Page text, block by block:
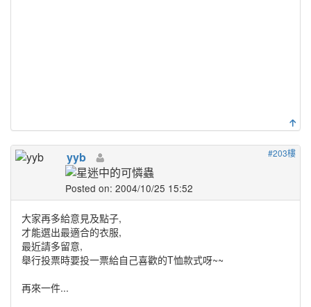
#203樓
yyb
Posted on: 2004/10/25 15:52
大家再多給意見及點子,
才能選出最適合的衣服,
最近請多留意,
舉行投票時要投一票給自己喜歡的T恤款式呀~~
再來一件...